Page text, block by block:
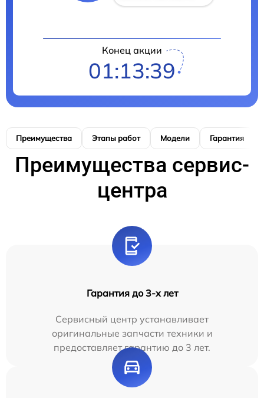
Конец акции
01:13:38
Преимущества Этапы работ Модели Гарантия
Преимущества сервис-
центра
Гарантия до 3-х лет
Сервисный центр устанавливает
оригинальные запчасти техники и
предоставляет гарантию до 3 лет.